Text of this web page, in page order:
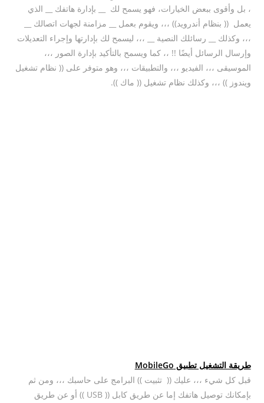
، بل وأقوى ببعض الخيارات، فهو يسمح لك __ بإدارة هاتفك __ الذي
يعمل (( بنظام أندرويد)) ،،، ويقوم بعمل __ مزامنة لجهات اتصالك __
،،، وكذلك __ رسائلك النصية __ ،،، ليسمح لك بإدارتها وإجراء التعديلات
وإرسال الرسائل أيضًا !! ،، كما ويسمح بالتأكيد بإدارة الصور ،،،
الموسيقى ،،، الفيديو ،،، والتطبيقات ،،، وهو متوفر على (( نظام تشغيل
ويندوز )) ،،، وكذلك نظام تشغيل (( ماك )).
طريقة التشغيل تطبيق MobileGo
قبل كل شيء ،،، عليك (( تثبيت )) البرامج على حاسبك ،،، ومن ثم
بإمكانك توصيل هاتفك إما عن طريق كابل (( USB )) أو عن طريق